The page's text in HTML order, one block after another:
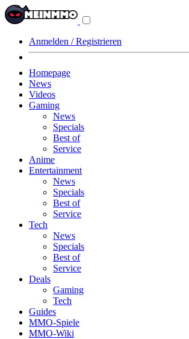
Anmelden / Registrieren
Homepage
News
Videos
Gaming
News
Specials
Best of
Service
Anime
Entertainment
News
Specials
Best of
Service
Tech
News
Specials
Best of
Service
Deals
Gaming
Tech
Guides
MMO-Spiele
MMO-Wiki